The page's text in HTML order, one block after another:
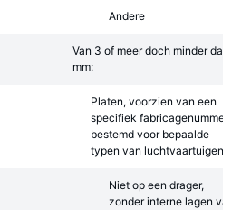
Andere
Van 3 of meer doch minder dan 6
mm:
Platen, voorzien van een
specifiek fabricagenummer,
bestemd voor bepaalde
typen van luchtvaartuigen:
Niet op een drager,
zonder interne lagen van